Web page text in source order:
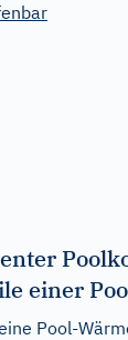
einer
Pool-